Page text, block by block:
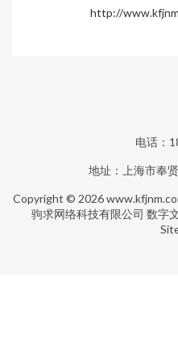
http://
电话：
地址：上海市奉
Copyright © 2026
驹求网络科技有限公司 数字